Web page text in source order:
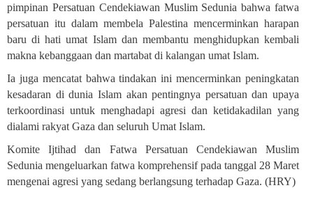
pimpinan Persatuan Cendekiawan Muslim Sedunia bahwa fatwa
persatuan itu dalam membela Palestina mencerminkan harapan
baru di hati umat Islam dan membantu menghidupkan kembali
makna kebanggaan dan martabat di kalangan umat Islam.
Ia juga mencatat bahwa tindakan ini mencerminkan peningkatan
kesadaran di dunia Islam akan pentingnya persatuan dan upaya
terkoordinasi untuk menghadapi agresi dan ketidakadilan yang
dialami rakyat Gaza dan seluruh Umat Islam.
Komite Ijtihad dan Fatwa Persatuan Cendekiawan Muslim
Sedunia mengeluarkan fatwa komprehensif pada tanggal 28 Maret
mengenai agresi yang sedang berlangsung terhadap Gaza. (HRY)